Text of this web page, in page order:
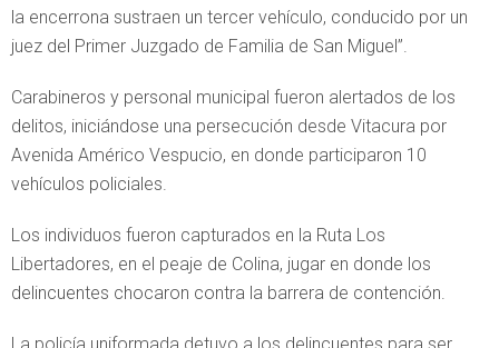
la encerrona sustraen un tercer vehículo, conducido por un
juez del Primer Juzgado de Familia de San Miguel”.
Carabineros y personal municipal fueron alertados de los
delitos, iniciándose una persecución desde Vitacura por
Avenida Américo Vespucio, en donde participaron 10
vehículos policiales.
Los individuos fueron capturados en la Ruta Los
Libertadores, en el peaje de Colina, jugar en donde los
delincuentes chocaron contra la barrera de contención.